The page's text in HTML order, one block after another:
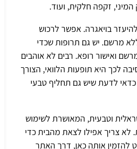
זקפה חלקית, ועוד.
בויאגרה. אפשר לרכוש
מרשם. יש גם תרופות שכדי
ואישור רופא. רבים לא אוהבים
לכך היא תופעות הלוואי, הצורך
לדעת שיש גם תחליף טבעי
וטבעית, המאושרת לשימוש
לא צריך אפילו לצאת מהבית כדי
להזמין אותה כאן, דרך האתר